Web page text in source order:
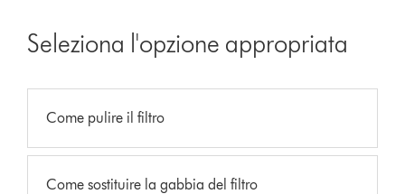
Seleziona l'opzione appropriata
Come pulire il filtro
Come sostituire la gabbia del filtro